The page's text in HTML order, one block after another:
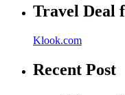
Travel Deal
Klook.com
Recent Post